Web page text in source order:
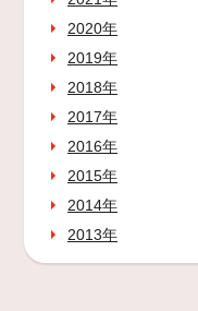
2020年
2019年
2018年
2017年
2016年
2015年
2014年
2013年